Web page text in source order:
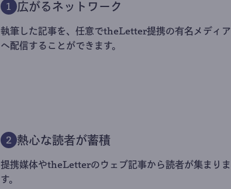
1 広がるネットワーク
執筆した記事を、任意でtheLetter提携の有名メディア
へ配信することができます。
2 熱心な読者が蓄積
提携媒体やtheLetterのウェブ記事から読者が集まりま
す。